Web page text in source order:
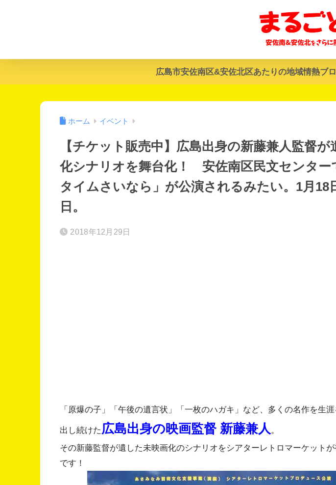
広島市安佐南区&安佐北区あたりの地域情熱ブ
ホーム イベント
【チケット販売中】広島出身の新藤兼人監督が
化シナリオを舞台化！ 安佐南区民文センター
タイムさいなら」が公演されるみたい。1月18
日。
2018年12月29日
「原爆の子」「午後の遺言状」「一枚のハガキ」など、多くの名作を生
出し続けた 広島出身の映画監督 新藤兼人 。
その新藤監督が遺した未映画化のシナリオをシアターレトロマーケット
です！